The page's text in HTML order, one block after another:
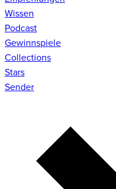
Wissen
Podcast
Gewinnspiele
Collections
Stars
Sender